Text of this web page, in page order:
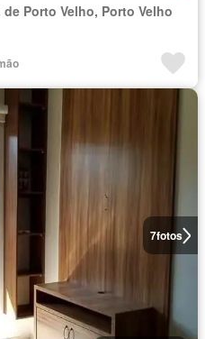
Porto Velho, Porto Velho
7fotos